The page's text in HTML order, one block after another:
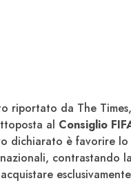
riportato da The
al Consiglio
dichiarato è favorire lo
contrastando